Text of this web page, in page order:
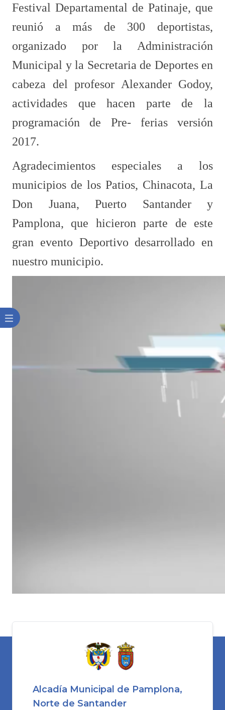
Festival Departamental de Patinaje, que
reunió a más de 300 deportistas,
organizado por la Administración
Municipal y la Secretaria de Deportes en
cabeza del profesor Alexander Godoy,
actividades que hacen parte de la
programación de Pre- ferias versión
2017.
Agradecimientos especiales a los
municipios de los Patios, Chinacota, La
Don Juana, Puerto Santander y
Pamplona, que hicieron parte de este
gran evento Deportivo desarrollado en
nuestro municipio.​
Alcadía Municipal de Pamplona,
Norte de Santander